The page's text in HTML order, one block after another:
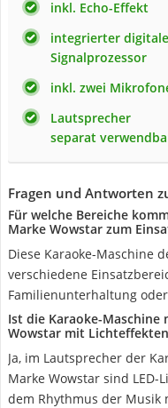
inkl. Echo-Effekt
integrierter
Signalprozessor
inkl. zwei
Lautsprecher
separat
Fragen und Antworten
Für welche Bereiche
Marke Wowstar zum
Diese Karaoke-Maschine
verschiedene
Familienunterhaltung
Ist die Karaoke-
Wowstar mit
Ja, im Lautsprecher der
Marke Wowstar sind
dem Rhythmus der